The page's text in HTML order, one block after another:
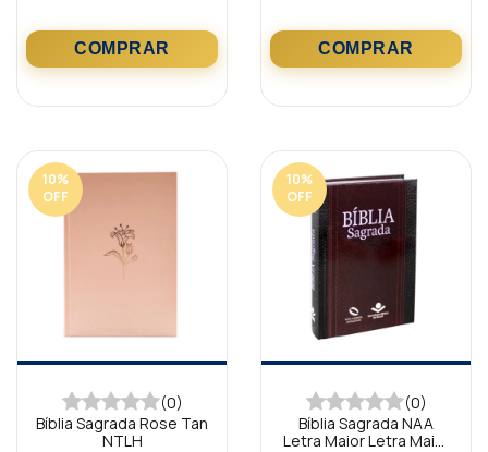
10%
OFF
(0)
Bíblia Sagrada Rose Tan
NTLH
10%
OFF
(0)
Bíblia Sagrada NAA
Letra Maior Letra Maior